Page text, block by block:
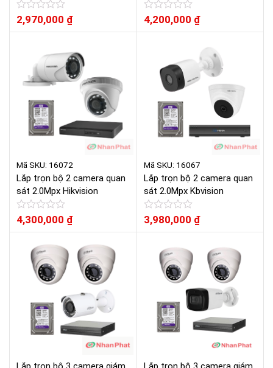
Được
xếp
2,970,000 ₫
Được
xếp
4,200,000 ₫
Mã SKU: 16072
Lắp trọn bộ 2 camera quan
sát 2.0Mpx Hikvision
Được
xếp
4,300,000 ₫
Mã SKU: 16067
Lắp trọn bộ 2 camera quan
sát 2.0Mpx Kbvision
Được
xếp
3,980,000 ₫